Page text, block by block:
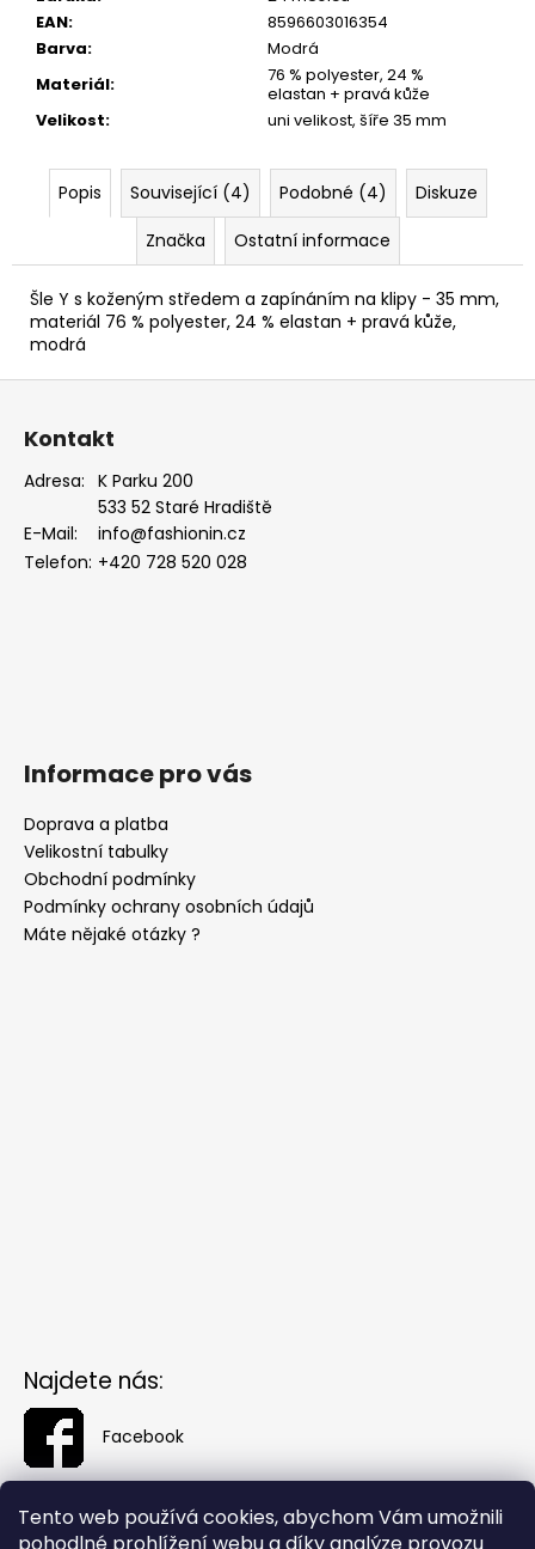
Tento web používá cookies, abychom Vám umožnili
EAN:
8596603016354
Barva:
Modrá
Materiál:
76 % polyester, 24 %
elastan + pravá kůže
Velikost: uni velikost, šíře 35 mm
Popis Související (4) Podobné (4)
Diskuze
Značka
Ostatní informace
Šle Y s koženým středem a zapínáním na klipy - 35 mm,
materiál 76 % polyester, 24 % elastan + pravá kůže,
modrá
886-
988169
679
Kč
Z
Kontakt
Adresa: K Parku 200
533 52 Staré Hradiště
E-Mail:
info@fashionin.cz
Telefon: +420 728 520 028
Informace pro vás
Doprava a platba
Velikostní tabulky
Obchodní podmínky
Podmínky ochrany osobních údajů
Máte nějaké otázky ?
Najdete nás:
Facebook